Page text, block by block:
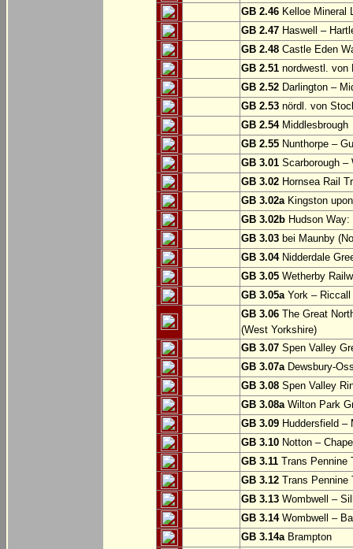
GB 2.46 Kelloe Mineral
GB 2.47 Haswell –
GB 2.48 Castle Eden
GB 2.51 nordwestl. von
GB 2.52 Darlington –
GB 2.53 nördl. von
GB 2.54Middlesbrough
GB 2.55 Nunthorpe –
GB 3.01 Scarborough –
GB 3.02 Hornsea Rail
GB 3.02aKingston
GB 3.02b Hudson
GB 3.03 bei Maunby
GB 3.04Nidderdale
GB 3.05 Wetherby
GB 3.05aYork – Riccall
GB 3.06 The Great
(West Yorkshire)
GB 3.07 Spen Valley
GB 3.07aDewsbury-
GB 3.08 Spen Valley
GB 3.08aWilton Park
GB 3.09 Huddersfield –
GB 3.10 Notton –
GB 3.11 Trans Pennine
GB 3.12 Trans Pennine
GB 3.13 Wombwell –
GB 3.14Wombwell –
GB 3.14aBrampton